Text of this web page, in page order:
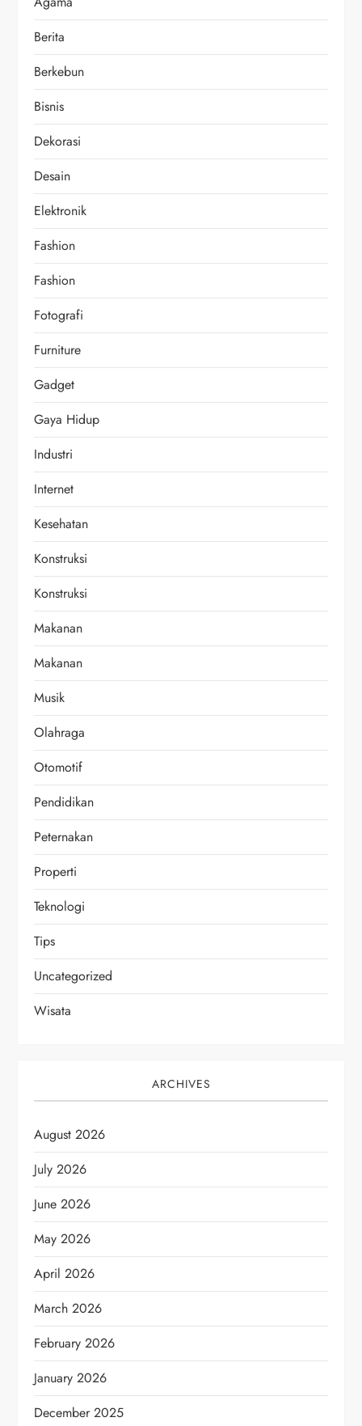
Berita
Berkebun
Bisnis
Dekorasi
Desain
Elektronik
Fashion
Fashion
Fotografi
Furniture
Gadget
Gaya Hidup
Industri
Internet
Kesehatan
Konstruksi
Konstruksi
Makanan
Makanan
Musik
Olahraga
Otomotif
Pendidikan
Peternakan
Properti
Teknologi
Tips
Uncategorized
Wisata
ARCHIVES
August 2026
July 2026
June 2026
May 2026
April 2026
March 2026
February 2026
January 2026
December 2025